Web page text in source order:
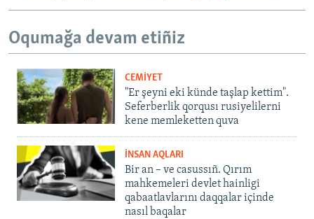
Oqumağa devam etiñiz
CEMİYET
"Er şeyni eki künde taşlap kettim".
Seferberlik qorqusı rusiyelilerni
kene memleketten quva
İNSAN AQLARI
Bir an – ve casussıñ. Qırım
mahkemeleri devlet hainligi
qabaatlavlarını daqqalar içinde
nasıl baqalar